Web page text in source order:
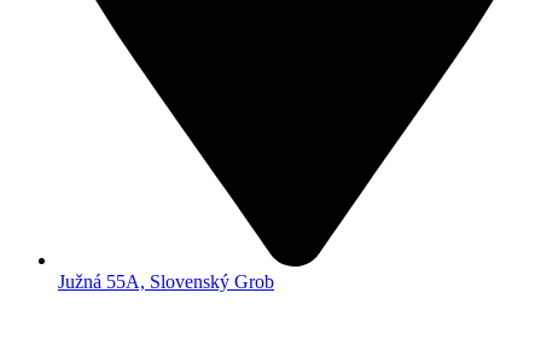
Južná 55A, Slovenský Grob